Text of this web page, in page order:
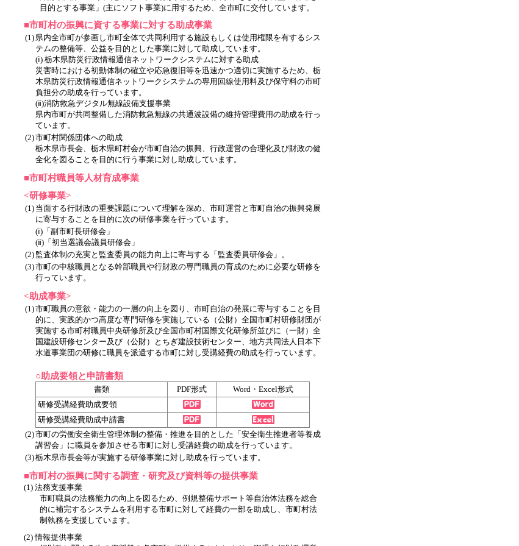
目的とする事業」(主にソフト事業)に用するため、全市町に交付しています。
■市町村の振興に資する事業に対する助成事業
(1) 県内全市町が参画し市町全体で共同利用する施設もしくは使用権限を有するシス
テムの整備等、公益を目的とした事業に対して助成しています。
(ⅰ) 栃木県防災行政情報通信ネットワークシステムに対する助成
災害時における初動体制の確立や応急復旧等を迅速かつ適切に実施するため、栃
木県防災行政情報通信ネットワークシステムの専用回線使用料及び保守料の市町
負担分の助成を行っています。
(ⅱ)消防救急デジタル無線設備支援事業
県内市町が共同整備した消防救急無線の共通波設備の維持管理費用の助成を行っ
ています。
(2)市町村関係団体への助成
栃木県市長会、栃木県町村会が市町自治の振興、行政運営の合理化及び財政の健
全化を図ることを目的に行う事業に対し助成しています。
■市町村職員等人材育成事業
<研修事業>
(1) 当面する行財政の重要課題について理解を深め、市町運営と市町自治の振興発展
に寄与することを目的に次の研修事業を行っています。
(ⅰ)「副市町長研修会」
(ⅱ)「初当選議会議員研修会」
(2) 監査体制の充実と監査委員の能力向上に寄与する「監査委員研修会」。
(3)市町の中核職員となる幹部職員や行財政の専門職員の育成のために必要な研修を
行っています。
<助成事業>
(1)市町職員の意欲・能力の一層の向上を図り、市町自治の発展に寄与することを目
的に、実践的かつ高度な専門研修を実施している（公財）全国市町村研修財団が
実施する市町村職員中央研修所及び全国市町村国際文化研修所並びに（一財）全
国建設研修センター及び（公財）とちぎ建設技術センター、地方共同法人日本下
水道事業団の研修に職員を派遣する市町に対し受講経費の助成を行っています。
○助成要領と申請書類
書類 PDF形式
Word・Excel形式
研修受講経費助成要領
研修受講経費助成申請書
(2)市町の労働安全衛生管理体制の整備・推進を目的とした「安全衛生推進者等養成
講習会」に職員を参加させる市町に対し受講経費の助成を行っています。
(3)栃木県市長会等が実施する研修事業に対し助成を行っています。
■市町村の振興に関する調査・研究及び資料等の提供事業
(1) 法務支援事業
市町職員の法務能力の向上を図るため、例規整備サポート等自治体法務を総合
的に補完するシステムを利用する市町に対して経費の一部を助成し、市町村法
制執務を支援しています。
(2) 情報提供事業